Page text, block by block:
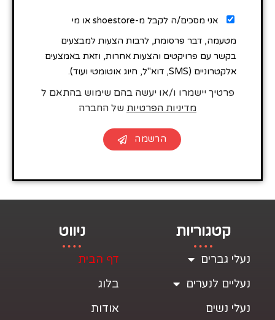
אני מסכים/ה לקבל מ-shoestore או מי
מטעמה, דבר פרסומת, לרבות הצעות למבצעים
בקשר עם פרויקטים והצעות אחרות, וזאת באמצעים
אלקטרוניים (SMS, דוא"ל, חיוג אוטומטי ועוד).
פרטיך יישמרו ו/או יעשה בהם שימוש בהתאם ל
מדיניות הפרטיות של החברה
הרשמה
קטגוריות
נעלי גברים
נעליים לנערים
נעלי נשים
ניווט
דף הבית
בלוג
אודות